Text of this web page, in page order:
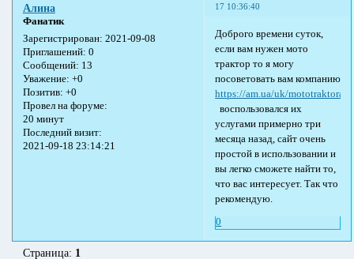
17 10:36:40
Алина
Фанатик
Зарегистрирован: 2021-09-08
Приглашений: 0
Сообщений: 13
Уважение: +0
Позитив: +0
Провел на форуме:
20 минут
Последний визит:
2021-09-18 23:14:21
Доброго времени суток,
если вам нужен мото
трактор то я могу
посоветовать вам компанию
https://am.ua/uk/mototraktora/
воспользовался их
услугами примерно три
месяца назад, сайт очень
простой в использовании и
вы легко сможете найти то,
что вас интересует. Так что
рекомендую.
0
Страница: 1